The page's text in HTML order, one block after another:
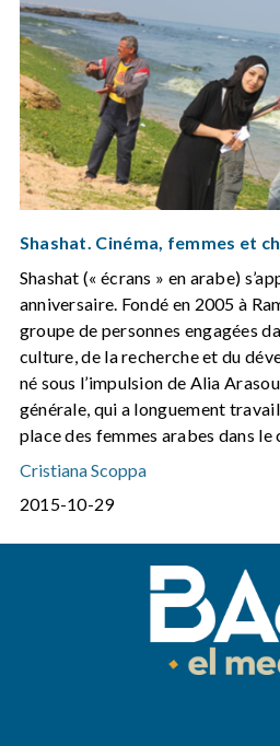
Shashat. Cinéma, femmes et
Shashat (« écrans » en arabe)
anniversaire. Fondé en 2005 à
groupe de personnes engagées
culture, de la recherche et du
né sous l’impulsion de Alia
générale, qui a longuement
place des femmes arabes dans le
Cristiana Scoppa
2015-10-29